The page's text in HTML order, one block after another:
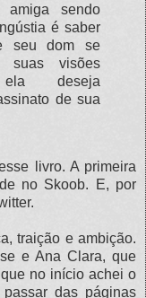
amiga sendo
é saber
seu dom se
suas visões
deseja
de sua
livro. A primeira
no Skoob. E, por
traição e ambição.
e Ana Clara, que
no início achei o
das páginas